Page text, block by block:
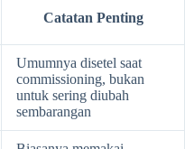
Catatan Penting
Umumnya disetel saat
commissioning, bukan
untuk sering diubah
sembarangan